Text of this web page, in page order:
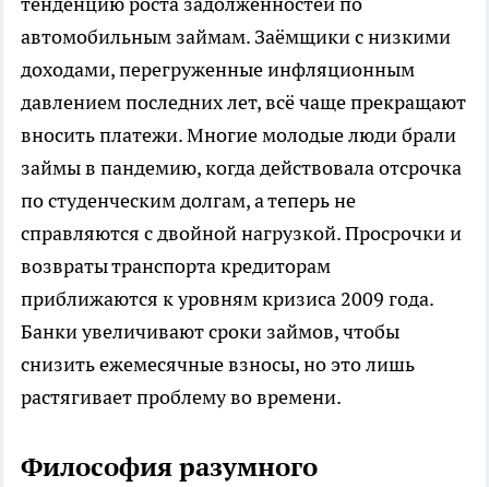
автомобильным займам. Заёмщики с низкими
доходами, перегруженные инфляционным
давлением последних лет, всё чаще прекращают
вносить платежи. Многие молодые люди брали
займы в пандемию, когда действовала отсрочка
по студенческим долгам, а теперь не
справляются с двойной нагрузкой. Просрочки и
возвраты транспорта кредиторам
приближаются к уровням кризиса 2009 года.
Банки увеличивают сроки займов, чтобы
снизить ежемесячные взносы, но это лишь
растягивает проблему во времени.​​
Философия разумного